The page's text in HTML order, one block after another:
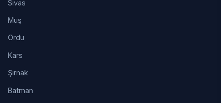
Sivas
Muş
Ordu
Kars
Şırnak
Batman